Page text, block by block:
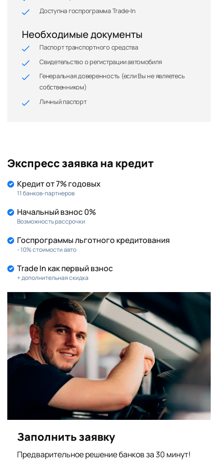
Доступна госпрограмма Trade-In
Необходимые документы
Паспорт транспортного средства
Свидетельство о регистрации автомобиля
Генеральная доверенность (если Вы не являетесь
собственником)
Личный паспорт
Экспресс заявка на кредит
Кредит от 7% годовых
11 банков-партнеров
Начальный взнос 0%
Возможность рассрочки
Госпрограммы льготного кредитования
- 10% стоимости авто
Trade In как первый взнос
+ дополнительная скидка
Заполнить заявку
Предварительное решение банков за 30 минут!